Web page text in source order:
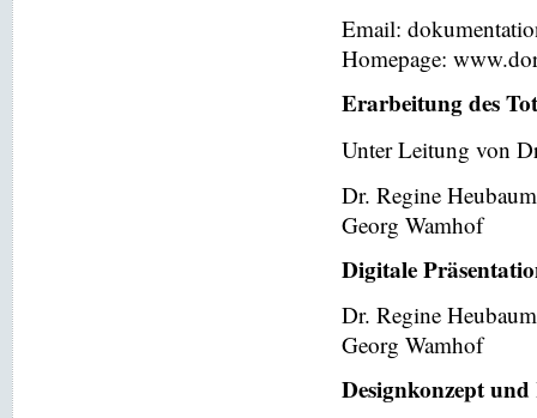
Email:
Homepage:
Erarbeitung des
Unter Leitung von
Dr. Regine Heubaum
Georg Wamhof
Digitale
Dr. Regine Heubaum
Georg Wamhof
Designkonzept